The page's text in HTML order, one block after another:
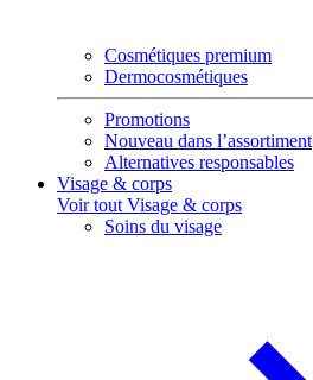
Cosmétiques premium
Dermocosmétiques
Promotions
Nouveau dans l’assortiment
Alternatives responsables
Visage & corps
Voir tout Visage & corps
Soins du visage